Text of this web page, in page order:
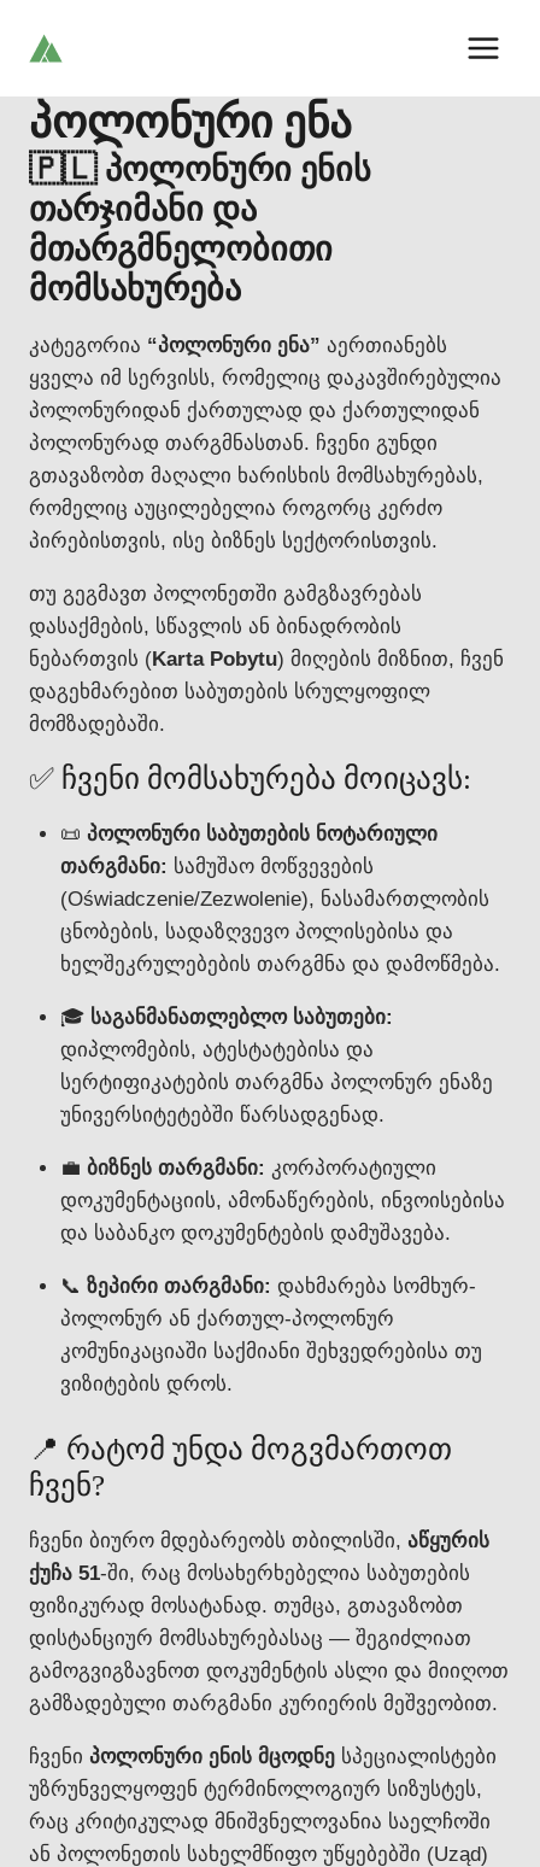
პოლონური ენა
🇵🇱 პოლონური ენის
თარჯიმანი და
მთარგმნელობითი
მომსახურება
კატეგორია “პოლონური ენა” აერთიანებს
ყველა იმ სერვისს, რომელიც დაკავშირებულია
პოლონურიდან ქართულად და ქართულიდან
პოლონურად თარგმნასთან. ჩვენი გუნდი
გთავაზობთ მაღალი ხარისხის მომსახურებას,
რომელიც აუცილებელია როგორც კერძო
პირებისთვის, ისე ბიზნეს სექტორისთვის.
თუ გეგმავთ პოლონეთში გამგზავრებას
დასაქმების, სწავლის ან ბინადრობის
ნებართვის (Karta Pobytu) მიღების მიზნით, ჩვენ
დაგეხმარებით საბუთების სრულყოფილ
მომზადებაში.
✅ ჩვენი მომსახურება მოიცავს:
📜 პოლონური საბუთების ნოტარიული
თარგმანი: სამუშაო მოწვევების
(Oświadczenie/Zezwolenie), ნასამართლობის
ცნობების, სადაზღვევო პოლისებისა და
ხელშეკრულებების თარგმნა და დამოწმება.
🎓 საგანმანათლებლო საბუთები:
დიპლომების, ატესტატებისა და
სერტიფიკატების თარგმნა პოლონურ ენაზე
უნივერსიტეტებში წარსადგენად.
💼 ბიზნეს თარგმანი: კორპორატიული
დოკუმენტაციის, ამონაწერების, ინვოისებისა
და საბანკო დოკუმენტების დამუშავება.
📞 ზეპირი თარგმანი: დახმარება სომხურ-
პოლონურ ან ქართულ-პოლონურ
კომუნიკაციაში საქმიანი შეხვედრებისა თუ
ვიზიტების დროს.
📍 რატომ უნდა მოგვმართოთ
ჩვენ?
ჩვენი ბიურო მდებარეობს თბილისში, აწყურის
ქუჩა 51-ში, რაც მოსახერხებელია საბუთების
ფიზიკურად მოსატანად. თუმცა, გთავაზობთ
დისტანციურ მომსახურებასაც — შეგიძლიათ
გამოგვიგზავნოთ დოკუმენტის ასლი და მიიღოთ
გამზადებული თარგმანი კურიერის მეშვეობით.
ჩვენი პოლონური ენის მცოდნე სპეციალისტები
უზრუნველყოფენ ტერმინოლოგიურ სიზუსტეს,
რაც კრიტიკულად მნიშვნელოვანია საელჩოში
ან პოლონეთის სახელმწიფო უწყებებში (Uząd)